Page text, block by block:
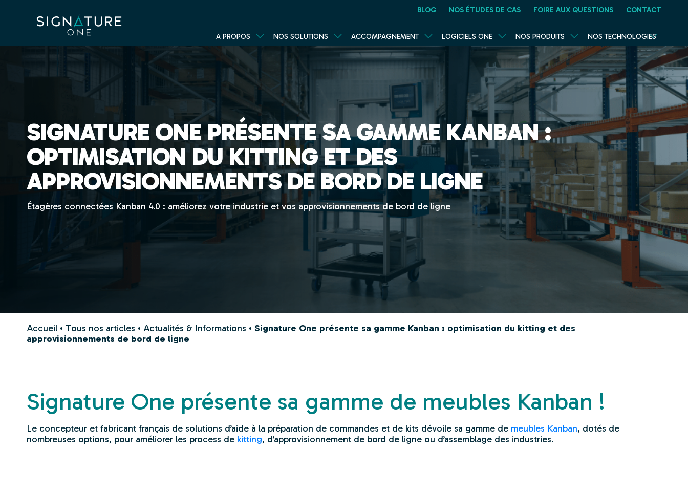
BLOG NOS ÉTUDES DE CAS FOIRE AUX QUESTIONS CONTACT
A PROPOS NOS SOLUTIONS ACCOMPAGNEMENT LOGICIELS ONE NOS PRODUITS NOS TECHNOLOGIES
SIGNATURE ONE PRÉSENTE SA GAMME KANBAN :
OPTIMISATION DU KITTING ET DES
APPROVISIONNEMENTS DE BORD DE LIGNE
Étagères connectées Kanban 4.0 : améliorez votre industrie et vos approvisionnements de bord de ligne
Accueil • Tous nos articles • Actualités & Informations • Signature One présente sa gamme Kanban : optimisation du kitting et des
approvisionnements de bord de ligne
Signature One présente sa gamme de meubles Kanban !
Le concepteur et fabricant français de solutions d’aide à la préparation de commandes et de kits dévoile sa gamme de meubles Kanban, dotés de
nombreuses options, pour améliorer les process de kitting, d’approvisionnement de bord de ligne ou d’assemblage des industries.